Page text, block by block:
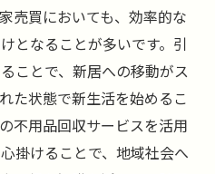
売買においても、効率的な
となることが多いです。引
ことで、新居への移動がス
た状態で新生活を始めるこ
不用品回収サービスを活用
掛けることで、地域社会へ